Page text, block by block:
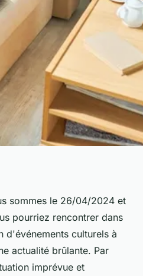
des
de crise
culturels
?
sommes le 26/04/2024 et
pourriez rencontrer dans
d'événements culturels à
actualité brûlante. Par
imprévue et